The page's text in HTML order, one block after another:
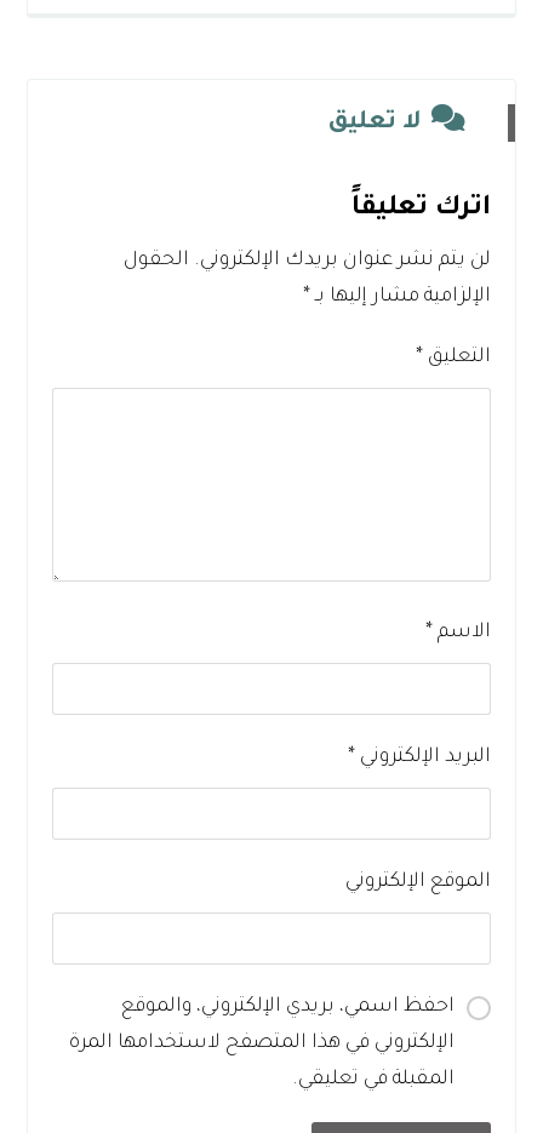
لا تعليق
اترك تعليقاً
لن يتم نشر عنوان بريدك الإلكتروني. الحقول
الإلزامية مشار إليها بـ*
التعليق*
الاسم*
البريد الإلكتروني*
الموقع الإلكتروني
احفظ اسمي، بريدي الإلكتروني، والموقع
الإلكتروني في هذا المتصفح لاستخدامها المرة
المقبلة في تعليقي.